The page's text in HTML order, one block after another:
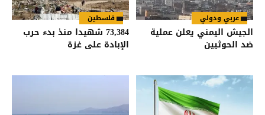
عربي ودولي
الجيش اليمني يعلن عملية
ضد الحوثيين
فلسطين
73,384 شهيدا منذ بدء حرب
الإبادة على غزة